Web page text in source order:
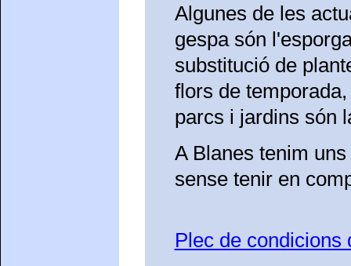
Algunes de les
gespa són
substitució de
flors de
parcs i jardins són
A Blanes tenim
sense tenir en
Plec de condicions